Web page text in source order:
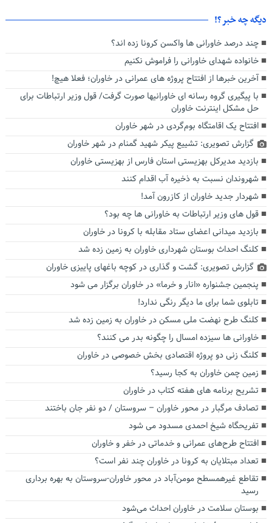
دیگه چه خبر؟!
چند درصد خاورانی ها واکسن کرونا زده اند؟
خانواده شهدای خاورانی را فراموش نکنیم
آخرین خبرها از افتتاح پروژه های عمرانی در خاوران؛ فعلا هیچ!
با پیگیری گروه رسانه ای خاورانیها صورت گرفت/ قول وزیر ارتباطات برای
حل مشکل اینترنت خاوران
افتتاح یک اقامتگاه بوم‌گردی در شهر خاوران
گزارش تصویری: تشییع پیکر شهید گمنام در شهر خاوران
بازدید مدیرکل بهزیستی استان فارس از بهزیستی خاوران
شهروندان نسبت به ذخیره آب اقدام کنند
شهردار جدید خاوران از کازرون آمد!
قول های وزیر ارتباطات به خاورانی ها چه بود؟
بازدید میدانی اعضای ستاد مقابله با کرونا در خاوران
کلنگ احداث بوستان شهرداری خاوران به زمین زده شد
گزارش تصویری: گشت و گذاری در کوچه باغهای پاییزی خاوران
پنجمین جشنواره «انار و خرما» در خاوران برگزار می شود
تابلوی شما برای ما دیگر رنگی ندارد!
کلنگ طرح نهضت ملی مسکن در خاوران به زمین زده شد
خاورانی ها سیزده امسال را چگونه بدر می کنند؟
کلنگ زنی دو پروژه اقتصادی بخش خصوصی در خاوران
زمین چمن خاوران به کجا رسید؟
تشریح برنامه های هفته کتاب در خاوران
تصادف مرگبار در محور خاوران – سروستان / دو نفر جان باختند
تفریحگاه شیخ احمدی مسدود می شود
افتتاح طرح‌های عمرانی و خدماتی در خفر و خاوران
تعداد مبتلایان به کرونا در خاوران چند نفر است؟
تقاطع غیرهمسطح مومن‌آباد در محور خاوران-سروستان به بهره برداری
رسید
بوستان سلامت در خاوران احداث می‌شود